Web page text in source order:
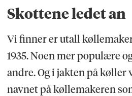
Skottene ledet an
Vi finner er utall
1935. Noen mer populære
andre. Og i jakten på
navnet på køllemakeren